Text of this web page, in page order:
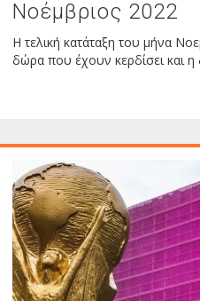
Νοέμβριος 2022
Η τελική κατάταξη του μήνα
δώρα που έχουν κερδίσει και η